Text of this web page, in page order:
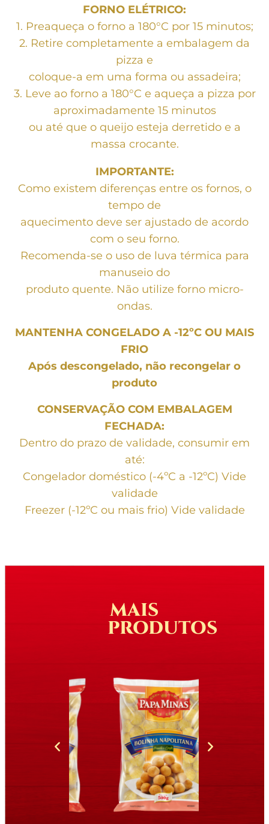
FORNO ELÉTRICO:
1. Preaqueça o forno a 180°C por 15 minutos;
2. Retire completamente a embalagem da
pizza e
coloque-a em uma forma ou assadeira;
3. Leve ao forno a 180°C e aqueça a pizza por
aproximadamente 15 minutos
ou até que o queijo esteja derretido e a
massa crocante.
IMPORTANTE:
Como existem diferenças entre os fornos, o
tempo de
aquecimento deve ser ajustado de acordo
com o seu forno.
Recomenda-se o uso de luva térmica para
manuseio do
produto quente. Não utilize forno micro-
ondas.
MANTENHA CONGELADO A -12ºC OU MAIS
FRIO
Após descongelado, não recongelar o
produto
CONSERVAÇÃO COM EMBALAGEM
FECHADA:
Dentro do prazo de validade, consumir em
até:
Congelador doméstico (-4ºC a -12ºC) Vide
validade
Freezer (-12ºC ou mais frio) Vide validade
MAIS
PRODUTOS